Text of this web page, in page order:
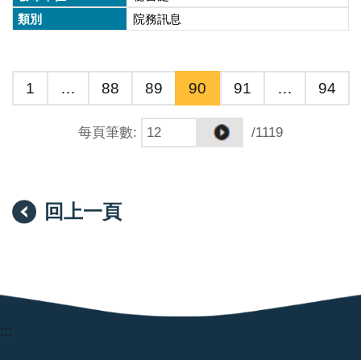
院務訊息
1 … 88 89 90 91 … 94
每頁筆數: /1119
回上一頁
:::